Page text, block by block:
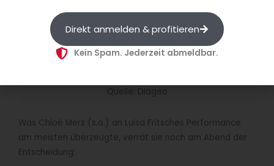
Quelle: Diageo
Was Chloé Merz (s.o.) an Luisa Fritsches Performance
am meisten überzeugte, verrät sie noch am Abend der
Entscheidung:
Direkt anmelden & profitieren
Kein Spam. Jederzeit abmeldbar.